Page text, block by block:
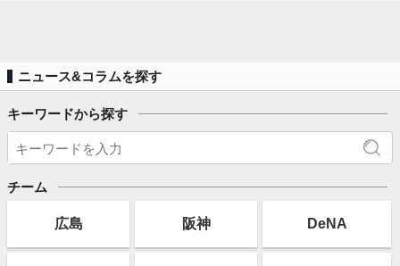
ニュース&コラムを探す
キーワードから探す
チーム
広島 阪神 DeNA